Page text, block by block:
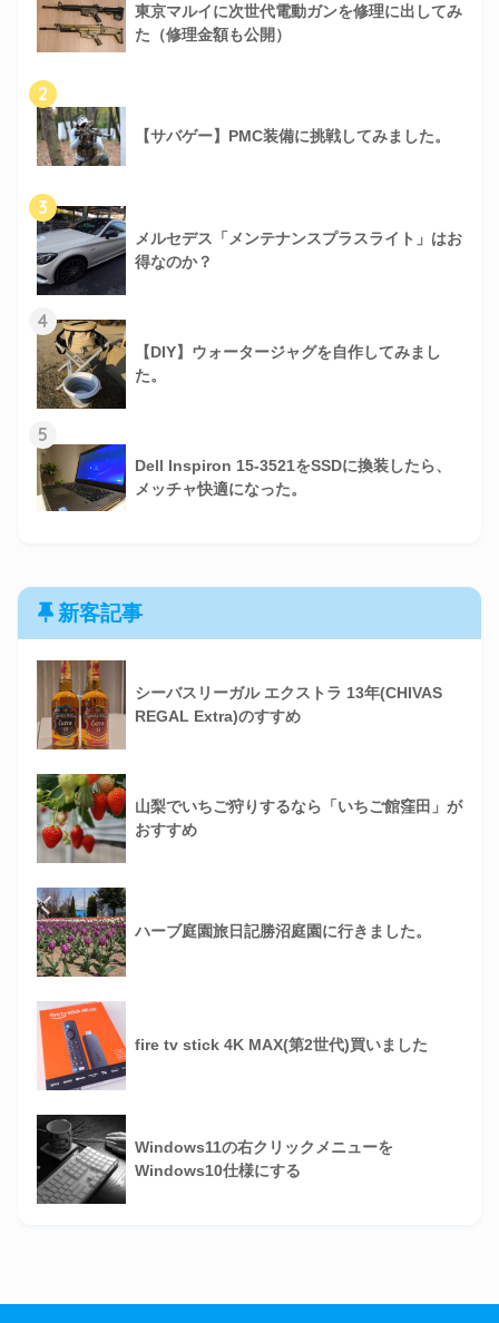
東京マルイに次世代電動ガンを修理に出してみ
た（修理金額も公開）
2
【サバゲー】PMC装備に挑戦してみました。
3
メルセデス「メンテナンスプラスライト」はお
得なのか？
4
【DIY】ウォータージャグを自作してみまし
た。
5
Dell Inspiron 15-3521をSSDに換装したら、
メッチャ快適になった。
新客記事
シーバスリーガル エクストラ 13年(CHIVAS
REGAL Extra)のすすめ
山梨でいちご狩りするなら「いちご館窪田」が
おすすめ
ハーブ庭園旅日記勝沼庭園に行きました。
fire tv stick 4K MAX(第2世代)買いました
Windows11の右クリックメニューを
Windows10仕様にする